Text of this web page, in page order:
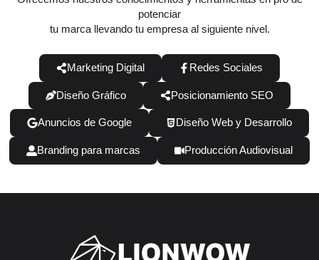
potenciar
tu marca llevando tu empresa al siguiente nivel.
Marketing Digital Redes Sociales
Diseño Gráfico Posicionamiento SEO
Anuncios de Google Diseño Web y Desarrollo
Branding para marcas Producción Audiovisual